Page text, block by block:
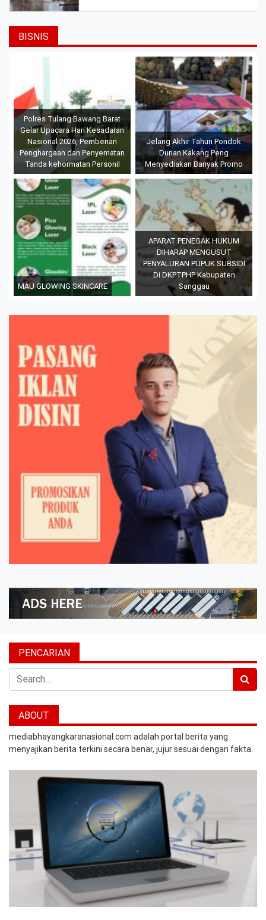
BISNIS
Polres Tulang Bawang Barat
Gelar Upacara Hari Kesadaran
Nasional 2026, Pemberian
Penghargaan dan Penyematan
Tanda kehormatan Personil
Jelang Akhir Tahun Pondok
Durian Kakang Peng
Menyediakan Banyak Promo
MAU GLOWING SKINCARE
APARAT PENEGAK HUKUM
DIHARAP MENGUSUT
PENYALURAN PUPUK SUBSIDI
Di DKPTPHP Kabupaten
Sanggau
PENCARIAN
Search
ABOUT
mediabhayangkaranasional.com adalah portal berita yang
menyajikan berita terkini secara benar, jujur sesuai dengan fakta.